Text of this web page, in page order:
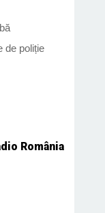
de poliție
România